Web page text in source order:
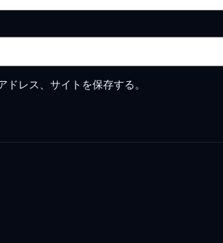
レス、サイトを保存する。